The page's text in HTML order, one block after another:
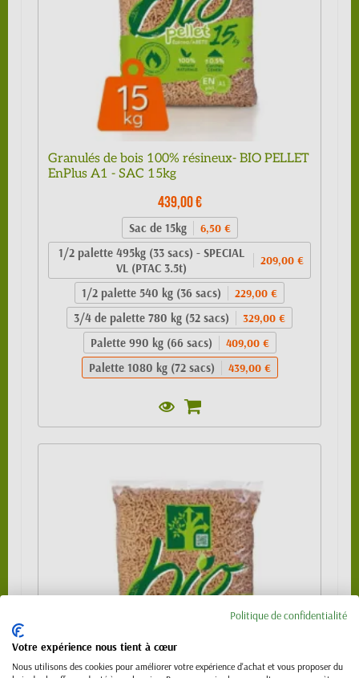
Granulés de bois 100% résineux- BIO PELLET
EnPlus A1 - SAC 15kg
439,00 €
Sac de 15kg 6,50 €
1/2 palette 495kg (33 sacs) - SPECIAL
VL (PTAC 3.5t)
209,00 €
1/2 palette 540 kg (36 sacs) 229,00 €
3/4 de palette 780 kg (52 sacs) 329,00 €
Palette 990 kg (66 sacs) 409,00 €
Palette 1080 kg (72 sacs) 439,00 €
Politique de confidentialité
Votre expérience nous tient à cœur
Nous utilisons des cookies pour améliorer votre expérience d'achat et vous proposer du